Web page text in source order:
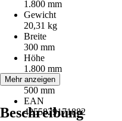
1.800 mm
Gewicht
20,31 kg
Breite
300 mm
Höhe
1.800 mm
Tiefe
500 mm
EAN
4255829171882
Mehr anzeigen
Beschreibung